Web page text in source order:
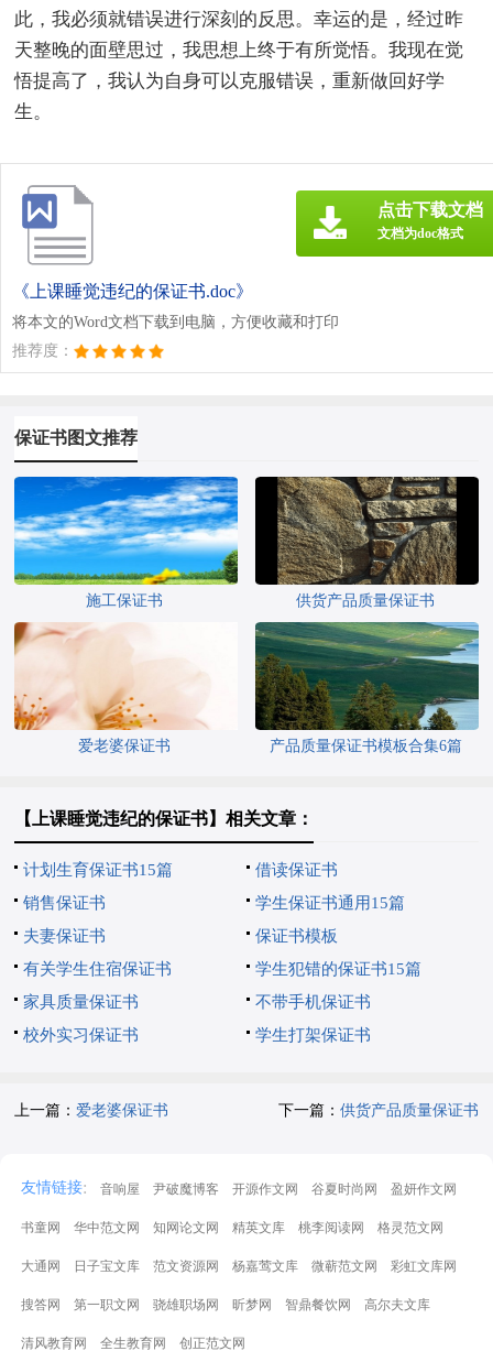
此，我必须就错误进行深刻的反思。幸运的是，经过昨
天整晚的面壁思过，我思想上终于有所觉悟。我现在觉
悟提高了，我认为自身可以克服错误，重新做回好学
生。
《上课睡觉违纪的保证书.doc》
将本文的Word文档下载到电脑，方便收藏和打印
推荐度：
点击下载文档
文档为doc格式
保证书图文推荐
施工保证书 供货产品质量保证书
爱老婆保证书 产品质量保证书模板合集6篇
【上课睡觉违纪的保证书】相关文章：
计划生育保证书15篇
借读保证书
销售保证书
学生保证书通用15篇
夫妻保证书
保证书模板
有关学生住宿保证书
学生犯错的保证书15篇
家具质量保证书
不带手机保证书
校外实习保证书
学生打架保证书
上一篇：爱老婆保证书 下一篇： 供货产品质量保证书
友情链接: 音响屋 尹破魔博客 开源作文网 谷夏时尚网 盈妍作文网
书童网 华中范文网 知网论文网 精英文库 桃李阅读网 格灵范文网
大通网 日子宝文库 范文资源网 杨嘉莺文库 微蕲范文网 彩虹文库网
搜答网 第一职文网 骁雄职场网 昕梦网 智鼎餐饮网 高尔夫文库
清风教育网 全生教育网 创正范文网